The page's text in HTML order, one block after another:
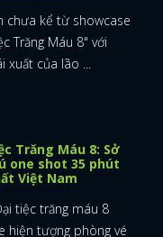
chưa kể từ showcase
Trăng Máu 8" với
xuất của lão ...
Trăng Máu 8: Sở
one shot 35 phút
Việt Nam
tiệc trăng máu 8
hiện tượng phòng vé